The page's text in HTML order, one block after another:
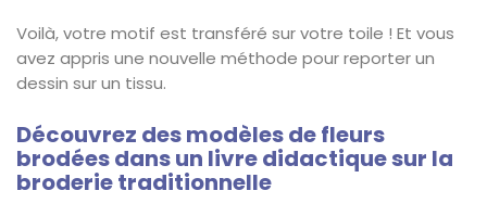
Voilà, votre motif est transféré sur votre toile ! Et vous
avez appris une nouvelle méthode pour reporter un
dessin sur un tissu.
Découvrez des modèles de fleurs
brodées dans un livre didactique sur la
broderie traditionnelle